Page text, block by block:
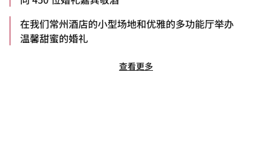
在我们常州酒店的小型场地和优雅的多功能厅举办
温馨甜蜜的婚礼
查看更多